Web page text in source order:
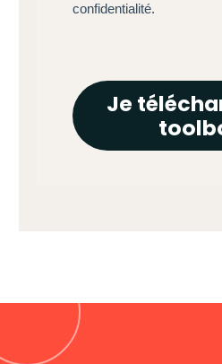
confidentialité.
Je